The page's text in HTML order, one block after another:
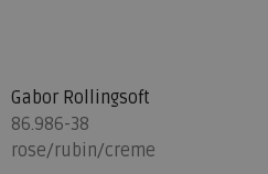
Gabor Rollingsoft
86.986-38
rose/rubin/creme